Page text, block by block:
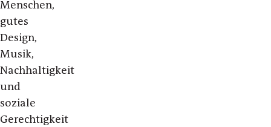
Menschen,
gutes
Design,
Musik,
Nachhaltigkeit
und
soziale
Gerechtigkeit